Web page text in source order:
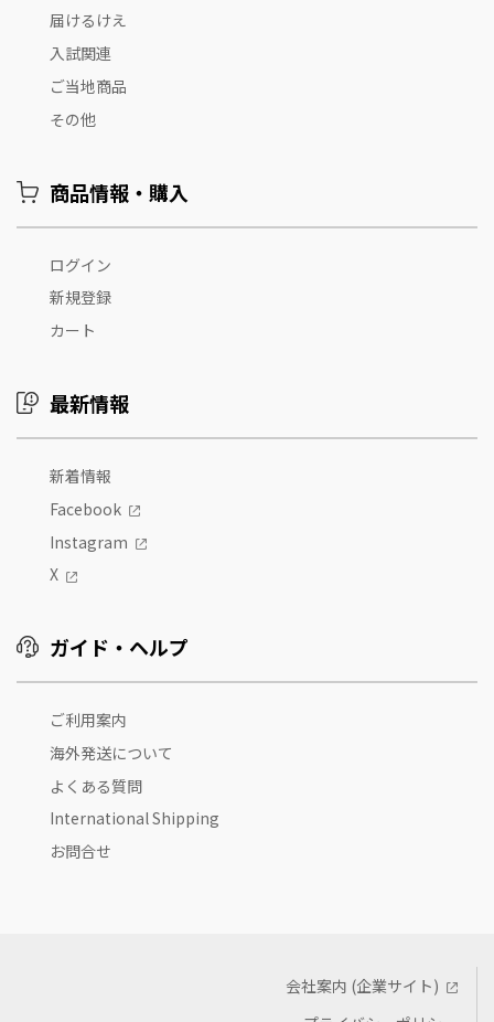
届けるけえ
入試関連
ご当地商品
その他
商品情報・購入
ログイン
新規登録
カート
最新情報
新着情報
Facebook
Instagram
X
ガイド・ヘルプ
ご利用案内
海外発送について
よくある質問
International Shipping
お問合せ
会社案内 (企業サイト)